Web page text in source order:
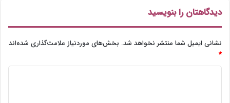
دیدگاهتان را بنویسید
نشانی ایمیل شما منتشر نخواهد شد. بخش‌های موردنیاز علامت‌گذاری شده‌اند
*